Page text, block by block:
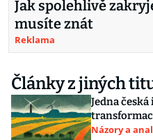
Jak spolehlivě
musíte znát
Reklama
Články z jiných
Jedna česká
Názory a